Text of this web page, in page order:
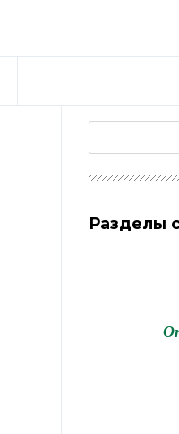
Разделы